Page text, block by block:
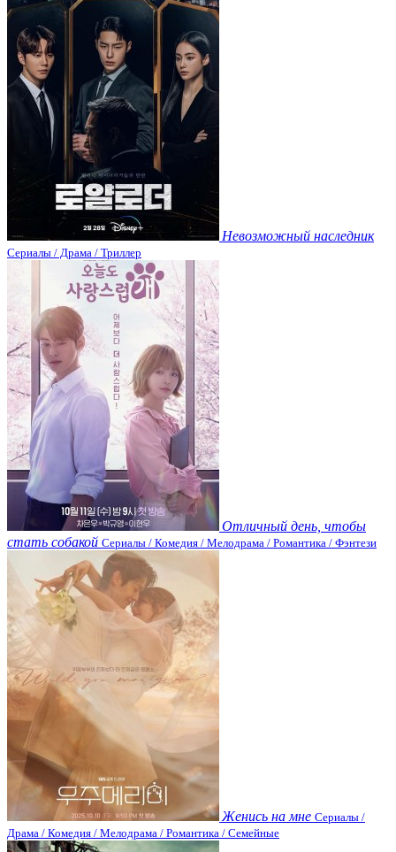
Невозможный наследник
Сериалы / Драма / Триллер
Отличный день, чтобы
стать собакой Сериалы / Комедия / Мелодрама / Романтика / Фэнтези
Женись на мне Сериалы /
Драма / Комедия / Мелодрама / Романтика / Семейные